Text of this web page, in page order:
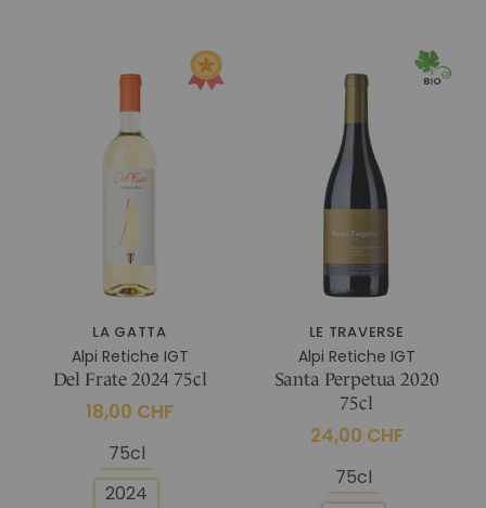
LA GATTA
Alpi Retiche IGT
Del Frate 2024 75cl
18,00 CHF
75cl
2024
LE TRAVERSE
Alpi Retiche IGT
Santa Perpetua 2020
75cl
24,00 CHF
75cl